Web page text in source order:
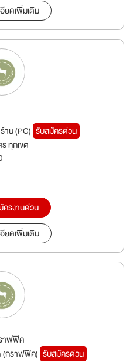
ยดเพิ่มเติม
าน (PC) รับสมัครด่วน
ทุกเขต
ครงานด่วน
ยดเพิ่มเติม
าฟฟิค
(กราฟฟิค) รับสมัครด่วน